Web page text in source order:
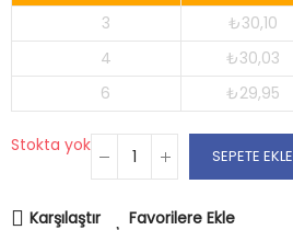
3
₺30,10
4
₺30,03
6
₺29,95
Stokta yok
SEPETE EKLE
Karşılaştır Favorilere Ekle